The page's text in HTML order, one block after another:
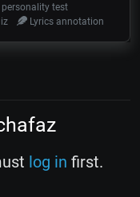
test
Lyrics annotation
log in first.